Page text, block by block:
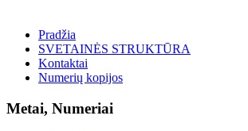
Pradžia
SVETAINĖS STRUKTŪRA
Kontaktai
Numerių kopijos
Metai, Numeriai